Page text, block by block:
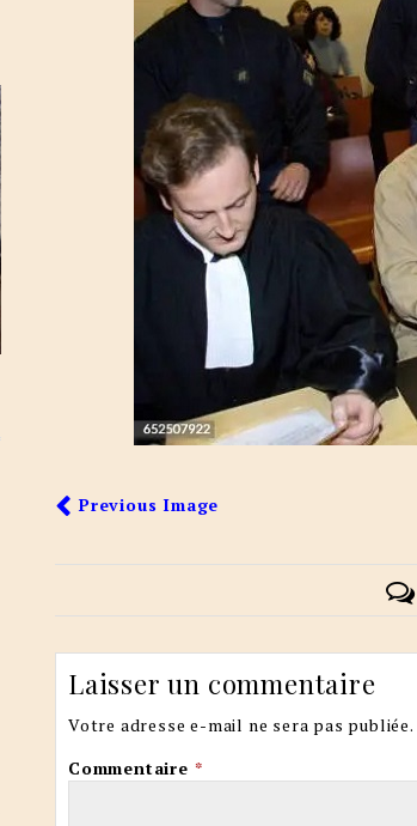
Previous Image
Laisser un commentaire
Votre adresse e-mail ne sera pas publiée.
Commentaire *